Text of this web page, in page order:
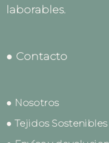
laborables.
● Contacto
● Nosotros
● Tejidos Sostenibles